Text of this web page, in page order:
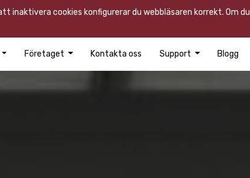
inaktivera cookies konfigurerar du webbläsaren korrekt. Om du
Företaget Kontakta oss Support Blogg